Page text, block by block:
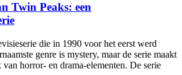
Twin Peaks: een
die in 1990 voor het eerst werd
genre is mystery, maar de serie maakt
horror- en drama-elementen. De serie